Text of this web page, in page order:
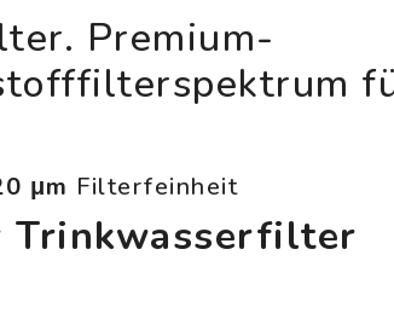
Premium-
μm Filterfeinheit
Trinkwasserfilter